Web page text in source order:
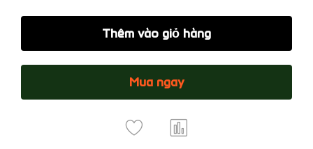
Thêm vào giỏ hàng
Mua ngay